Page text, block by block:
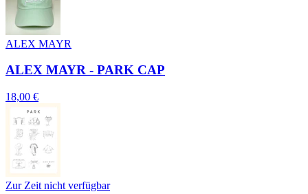
ALEX MAYR
ALEX MAYR - PARK CAP
18,00 €
Zur Zeit nicht verfügbar